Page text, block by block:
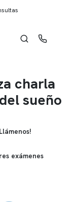
charla
sueño
exámenes